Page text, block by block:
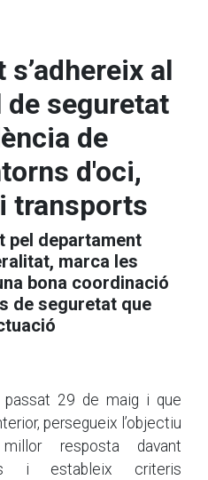
s’adhereix al
seguretat
de
d'oci,
transports
pel departament
marca les
bona coordinació
de seguretat que
passat 29 de maig i que
persegueix l’objectiu
resposta davant
i estableix criteris